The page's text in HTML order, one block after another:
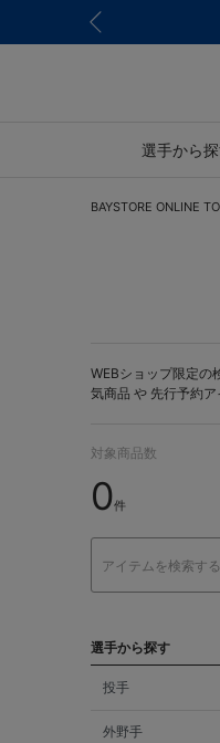
選手から
BAYSTORE ONLINE
WEBショップ限定の
気商品 や 先行予約ア
対象商品数
0件
選手から探す
投手
外野手